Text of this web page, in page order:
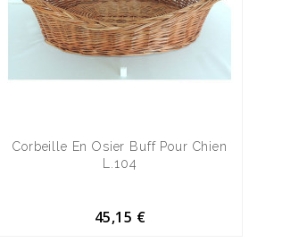
Corbeille En Osier Buff Pour Chien
L.104
45,15 €